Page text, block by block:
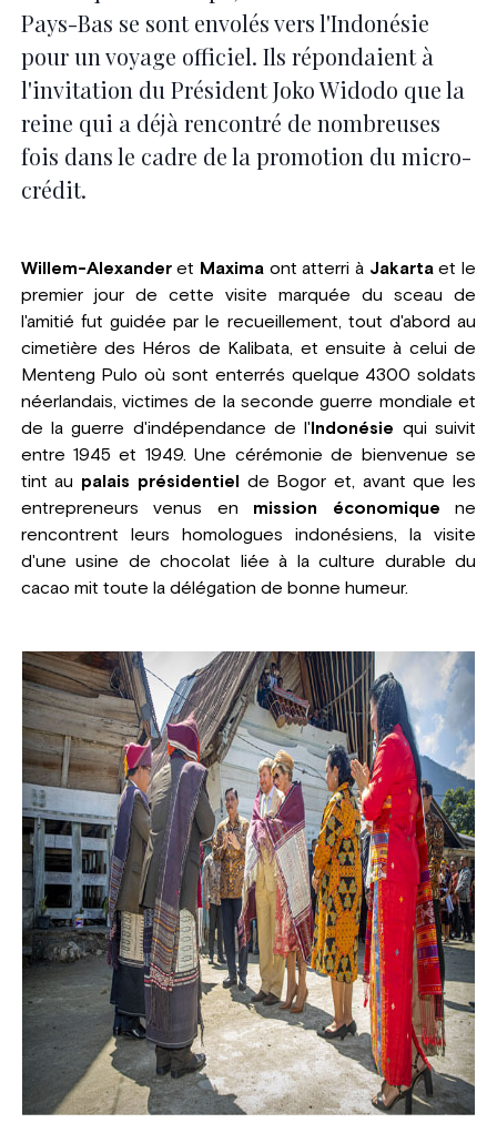
Pays-Bas se sont envolés vers l'Indonésie
pour un voyage officiel. Ils répondaient à
l'invitation du Président Joko Widodo que la
reine qui a déjà rencontré de nombreuses
fois dans le cadre de la promotion du micro-
crédit.
Willem-Alexanderet Maxima ont atterri à Jakartaet le
premier jour de cette visite marquée du sceau de
l'amitié fut guidée par le recueillement, tout d'abord au
cimetière des Héros de Kalibata, et ensuite à celui de
Menteng Pulo où sont enterrés quelque 4300 soldats
néerlandais, victimes de la seconde guerre mondiale et
de la guerre d'indépendance de l' Indonésie qui suivit
entre 1945 et 1949. Une cérémonie de bienvenue se
tint au palais présidentiel
de Bogor et, avant que les
entrepreneurs venus en mission économique ne
rencontrent leurs homologues indonésiens, la visite
d'une usine de chocolat liée à la culture durable du
cacao mit toute la délégation de bonne humeur.